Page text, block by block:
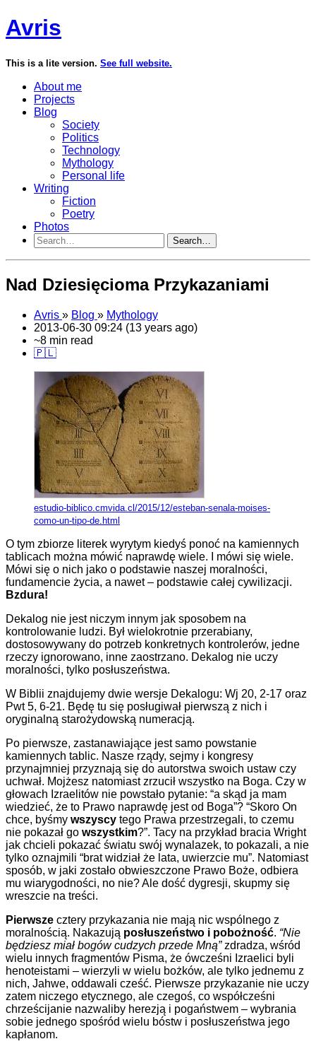
Avris
This is a lite version. See full website.
About me
Projects
Blog
Society
Politics
Technology
Mythology
Personal life
Writing
Fiction
Poetry
Photos
Search…
Nad Dziesięcioma Przykazaniami
Avris » Blog » Mythology
2013-06-30 09:24 (13 years ago)
~8 min read
🇵🇱
estudio-biblico.cmvida.cl/2015/12/esteban-senala-moises-
como-un-tipo-de.html
O tym zbiorze literek wyrytym kiedyś ponoć na kamiennych
tablicach można mówić naprawdę wiele. I mówi się wiele.
Mówi się o nich jako o podstawie naszej moralności,
fundamencie życia, a nawet – podstawie całej cywilizacji.
Bzdura!
Dekalog nie jest niczym innym jak sposobem na
kontrolowanie ludzi. Był wielokrotnie przerabiany,
dostosowywany do potrzeb konkretnych kontrolerów, jedne
rzeczy ignorowano, inne zaostrzano. Dekalog nie uczy
moralności, tylko posłuszeństwa.
W Biblii znajdujemy dwie wersje Dekalogu: Wj 20, 2-17 oraz
Pwt 5, 6-21. Będę tu się posługiwał pierwszą z nich i
oryginalną starożydowską numeracją.
Po pierwsze, zastanawiające jest samo powstanie
kamiennych tablic. Nasze rządy, sejmy i kongresy
przynajmniej przyznają się do autorstwa swoich ustaw czy
uchwał. Mojżesz natomiast zrzucił wszystko na Boga. Czy w
głowach Izraelitów nie powstało pytanie: “a skąd ja mam
wiedzieć, że to Prawo naprawdę jest od Boga”? “Skoro On
chce, byśmy wszyscy tego Prawa przestrzegali, to czemu
nie pokazał go wszystkim?”. Tacy na przykład bracia Wright
jak chcieli pokazać światu swój wynalazek, to pokazali, a nie
tylko oznajmili “brat widział że lata, uwierzcie mu”. Natomiast
sposób, w jaki zostało obwieszczone Prawo Boże, odbiera
mu wiarygodności, no nie? Ale dość dygresji, skupmy się
wreszcie na treści.
Pierwsze cztery przykazania nie mają nic wspólnego z
moralnością. Nakazują posłuszeństwo i pobożność. “Nie
będziesz miał bogów cudzych przede Mną”zdradza, wśród
wielu innych fragmentów Pisma, że ówcześni Izraelici byli
henoteistami – wierzyli w wielu bożków, ale tylko jednemu z
nich, Jahwe, oddawali cześć. Pierwsze przykazanie nie uczy
zatem niczego etycznego, ale czegoś, co współcześni
chrześcijanie nazwaliby herezją i pogaństwem – wybrania
sobie jednego spośród wielu bóstw i posłuszeństwa jego
kapłanom.